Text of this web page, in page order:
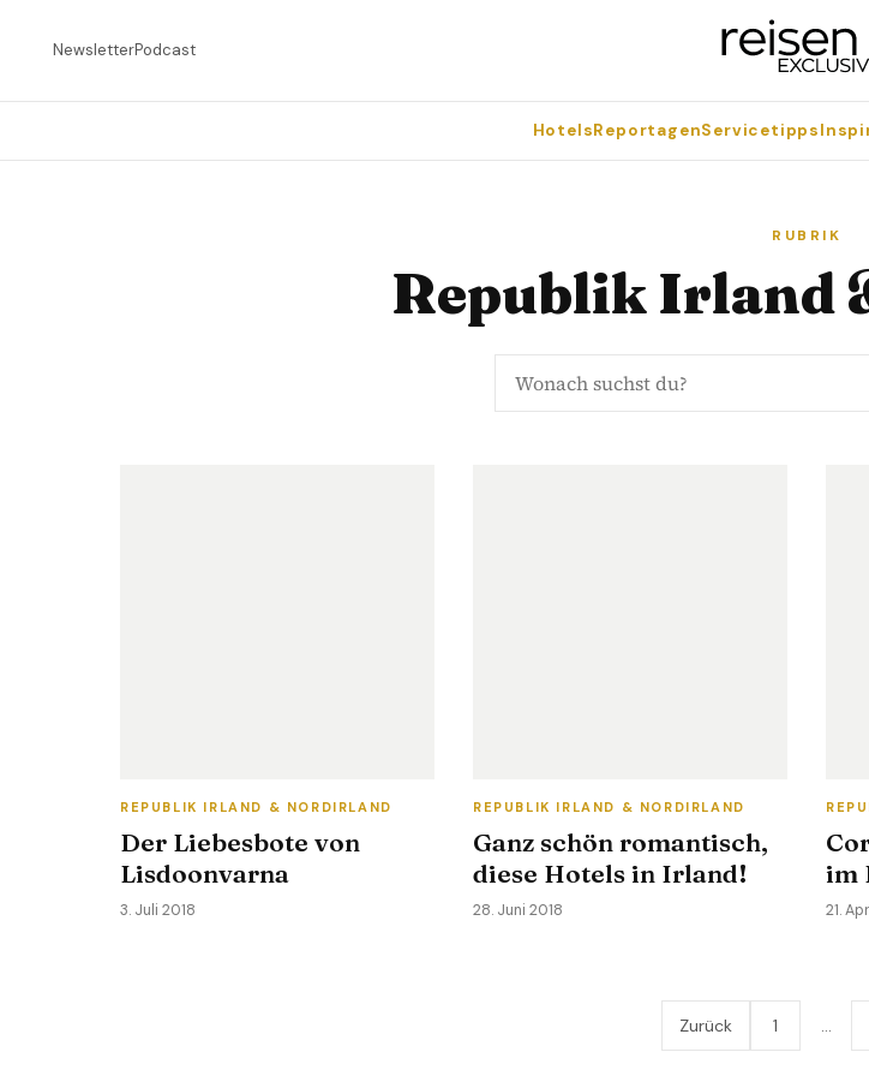
NewsletterPodcast
HotelsReportagenServicetipps
RUBRIK
Republik Irland
REPUBLIK IRLAND & NORDIRLAND
Der Liebesbote von
Lisdoonvarna
3. Juli 2018
REPUBLIK IRLAND & NORDIRLAND
Ganz schön romantisch,
diese Hotels in Irland!
28. Juni 2018
im
21.
Zurück 1